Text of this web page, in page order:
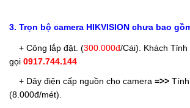
3. Trọn bộ camera HIKVISION chưa bao
+ Công lắp đặt. (300.000đ/Cái). Khách Tỉnh
gọi 0917.744.144
+ Dây điện cấp nguồn cho camera =>>
(8.000đ/mét).